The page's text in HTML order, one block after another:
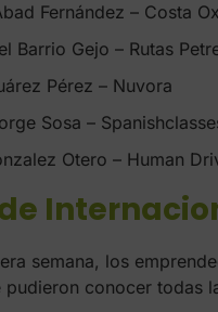
Fernández – Costa
Barrio Gejo – Rutas
Pérez – Nuvora
Sosa –
Otero – Human
semana, los
pudieron conocer todas